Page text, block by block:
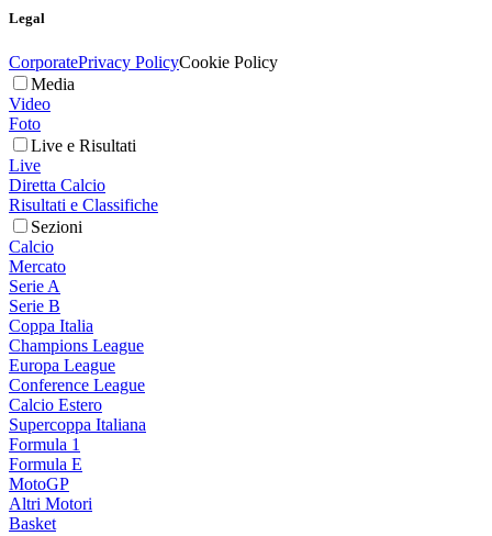
Legal
CorporatePrivacy PolicyCookie Policy
Media
Video
Foto
Live e Risultati
Live
Diretta Calcio
Risultati e Classifiche
Sezioni
Calcio
Mercato
Serie A
Serie B
Coppa Italia
Champions League
Europa League
Conference League
Calcio Estero
Supercoppa Italiana
Formula 1
Formula E
MotoGP
Altri Motori
Basket